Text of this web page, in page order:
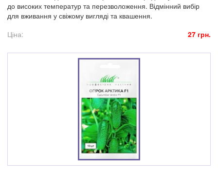
до високих температур та перезволоження. Відмінний вибір
для вживання у свіжому вигляді та квашення.
Ціна:
27 грн.